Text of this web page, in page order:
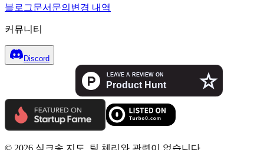
블로그문서 문의 변경 내역
커뮤니티
Discord
© 2026 실크송 지도. 팀 체리와 관련이 없습니다.